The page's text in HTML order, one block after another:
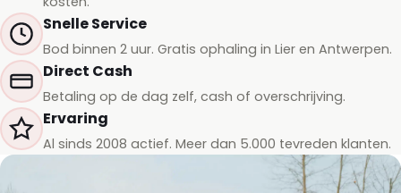
Snelle Service
Bod binnen 2 uur. Gratis ophaling in Lier en Antwerpen.
Direct Cash
Betaling op de dag zelf, cash of overschrijving.
Ervaring
Al sinds 2008 actief. Meer dan 5.000 tevreden klanten.